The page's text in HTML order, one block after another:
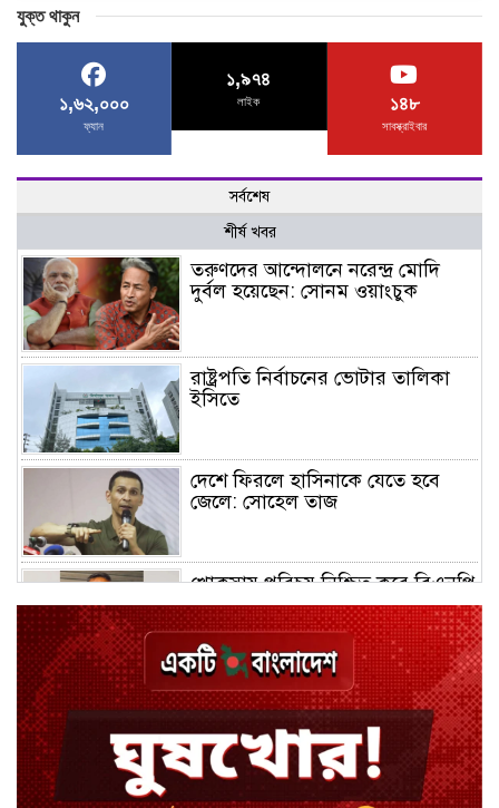
যুক্ত থাকুন
১,৬২,০০০
ফ্যান
১,৯৭৪
লাইক ১৪৮
সাবস্ক্রাইবার
সর্বশেষ
শীর্ষ খবর
তরুণদের আন্দোলনে নরেন্দ্র মোদি
দুর্বল হয়েছেন: সোনম ওয়াংচুক
রাষ্ট্রপতি নির্বাচনের ভোটার তালিকা
ইসিতে
দেশে ফিরলে হাসিনাকে যেতে হবে
জেলে: সোহেল তাজ
খোকসায় পরিচয় নিশ্চিত করে বিএনপি
নেতার ওপর হামলা
শেখ পরিবারের সবাই নিরাপদে বাইরে,
কারাগারে দলের কর্মীরা
ইবির ৪৪ শিক্ষকের বিরুদ্ধে